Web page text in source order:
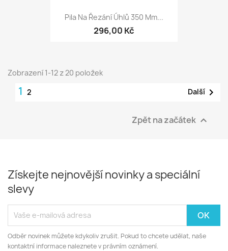
Pila Na Řezání Úhlů 350 Mm...
296,00 Kč
Zobrazení 1-12 z 20 položek
1 2 Další 
Zpět na začátek 
Získejte nejnovější novinky a speciální
slevy
Odběr novinek můžete kdykoliv zrušit. Pokud to chcete udělat, naše
kontaktní informace naleznete v právním oznámení.